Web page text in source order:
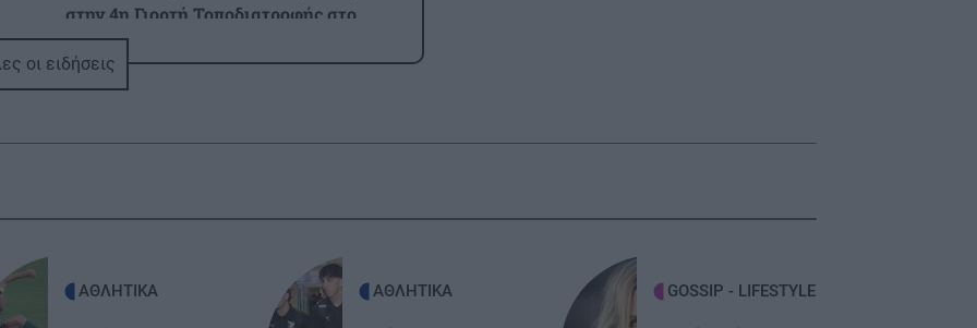
στην 4η Γιορτή Τοποδιατροφής στο
Πέραμα!
Παντρεύεται η Ιουλία Καλλιμάνη
οι ειδήσεις
ΑΘΛΗΤΙΚΑ ΑΘΛΗΤΙΚΑ GOSSIP - LIFESTYLE